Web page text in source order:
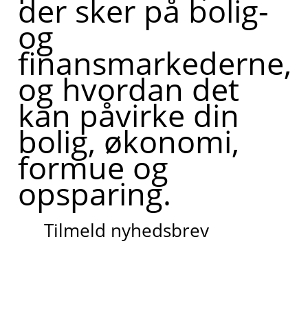
der sker på bolig-
og
finansmarkederne,
og hvordan det
kan påvirke din
bolig, økonomi,
formue og
opsparing.
Tilmeld nyhedsbrev